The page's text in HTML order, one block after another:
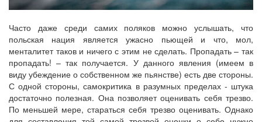
Часто даже среди самих поляков можно услышать, что
польская нация является ужасно пьющей и что, мол,
менталитет таков и ничего с этим не сделать. Пропадать – так
пропадать! – так получается. У данного явления (имеем в
виду убеждение о собственном же пьянстве) есть две стороны.
С одной стороны, самокритика в разумных пределах - штука
достаточно полезная. Она позволяет оценивать себя трезво.
По меньшей мере, стараться себя трезво оценивать. Однако